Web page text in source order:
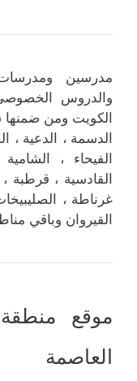
مدرسين
والدروس
الكويت ومن ضمنها
الدسمة ، الدعية ،
الفيحاء ،
القادسية ، قرطبة
غرناطة ،
القيروان وباقي
موقع
العاصمة